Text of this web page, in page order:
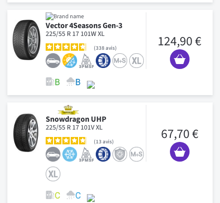
Vector 4Seasons Gen-3
225/55 R 17 101W XL
338 avis 124,90 €
Snowdragon UHP
225/55 R 17 101V XL
13 avis 67,70 €